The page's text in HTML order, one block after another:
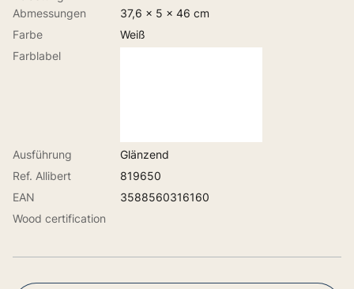
Abmessungen
37,6 x 5 x 46 cm
Farbe
Weiß
Farblabel
Ausführung
Glänzend
Ref. Allibert
819650
EAN
3588560316160
Wood certification